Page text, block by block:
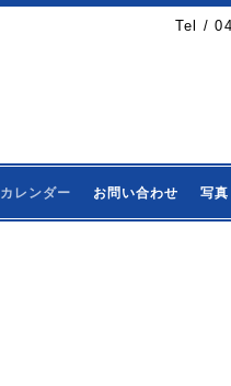
Tel /
カレンダー お問い合わせ 写真